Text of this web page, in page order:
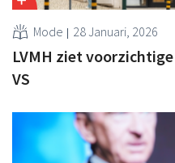
Mode 28 Januari, 2026
LVMH ziet
VS